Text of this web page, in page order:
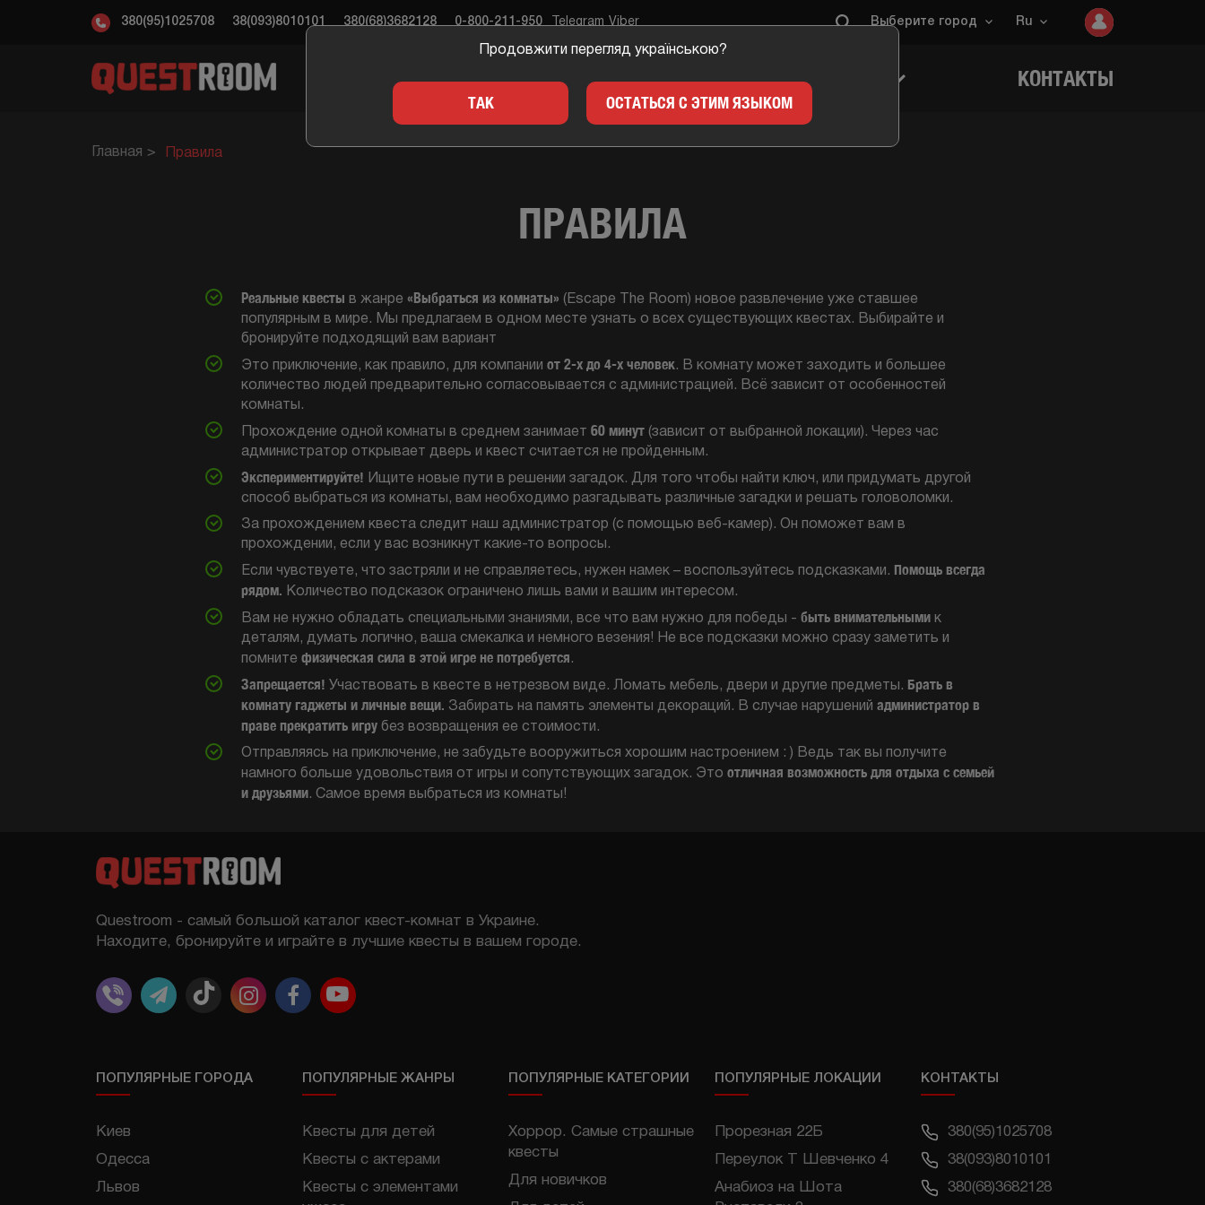
380(95)1025708 38(093)8010101 380(68)3682128 0-800-211-950 Telegram Viber Выберите город Ru
КВЕСТЫ ПОДАРКИ ДЛЯ ИГРОКОВ КОНТАКТЫ
Главная Правила
ПРАВИЛА
Реальные квесты в жанре «Выбраться из комнаты» (Escape The Room) новое развлечение уже ставшее
популярным в мире. Мы предлагаем в одном месте узнать о всех существующих квестах. Выбирайте и
бронируйте подходящий вам вариант
Это приключение, как правило, для компании от 2-х до 4-х человек. В комнату может заходить и большее
количество людей предварительно согласовывается с администрацией. Всё зависит от особенностей
комнаты.
Прохождение одной комнаты в среднем занимает 60 минут (зависит от выбранной локации). Через час
администратор открывает дверь и квест считается не пройденным.
Экспериментируйте! Ищите новые пути в решении загадок. Для того чтобы найти ключ, или придумать другой
способ выбраться из комнаты, вам необходимо разгадывать различные загадки и решать головоломки.
За прохождением квеста следит наш администратор (с помощью веб-камер). Он поможет вам в
прохождении, если у вас возникнут какие-то вопросы.
Если чувствуете, что застряли и не справляетесь, нужен намек – воспользуйтесь подсказками. Помощь всегда
рядом. Количество подсказок ограничено лишь вами и вашим интересом.
Вам не нужно обладать специальными знаниями, все что вам нужно для победы - быть внимательными к
деталям, думать логично, ваша смекалка и немного везения! Не все подсказки можно сразу заметить и
помните физическая сила в этой игре не потребуется.
Запрещается! Участвовать в квесте в нетрезвом виде. Ломать мебель, двери и другие предметы. Брать в
комнату гаджеты и личные вещи. Забирать на память элементы декораций. В случае нарушений администратор в
праве прекратить игру без возвращения ее стоимости.
Отправляясь на приключение, не забудьте вооружиться хорошим настроением : ) Ведь так вы получите
намного больше удовольствия от игры и сопутствующих загадок. Это отличная возможность для отдыха с семьей
и друзьями. Самое время выбраться из комнаты!
Продовжити перегляд українською?
ТАК ОСТАТЬСЯ С ЭТИМ ЯЗЫКОМ
Questroom - самый большой каталог квест-комнат в Украине.
Находите, бронируйте и играйте в лучшие квесты в вашем городе.
ПОПУЛЯРНЫЕ ГОРОДА
Киев
Одесса
Львов
ПОПУЛЯРНЫЕ ЖАНРЫ
Квесты для детей
Квесты с актерами
Квесты с элементами
ПОПУЛЯРНЫЕ КАТЕГОРИИ
Хоррор. Самые страшные
квесты
Для новичков
ПОПУЛЯРНЫЕ ЛОКАЦИИ
Прорезная 22Б
Переулок Т Шевченко 4
Анабиоз на Шота
КОНТАКТЫ
380(95)1025708
38(093)8010101
380(68)3682128